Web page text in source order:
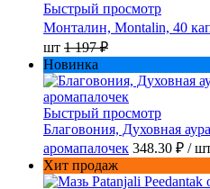
Быстрый просмотр
Монталин, Montalin, 40
шт 1 197 ₽
Новинка
Быстрый просмотр
Благовония, Духовная
аромапалочек 348.30 ₽ /
Хит продаж